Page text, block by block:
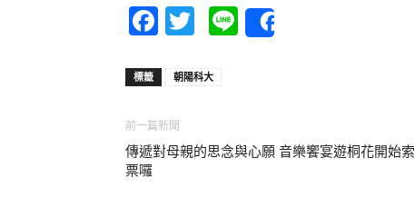
Facebook
Twitter
Line
標籤 朝陽科大
前一篇新聞
傳遞對母親的思念與心願 音樂饗宴遊桐花開始索
票囉